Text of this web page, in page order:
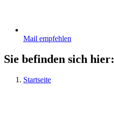
Mail empfehlen
Sie befinden sich hier:
Startseite